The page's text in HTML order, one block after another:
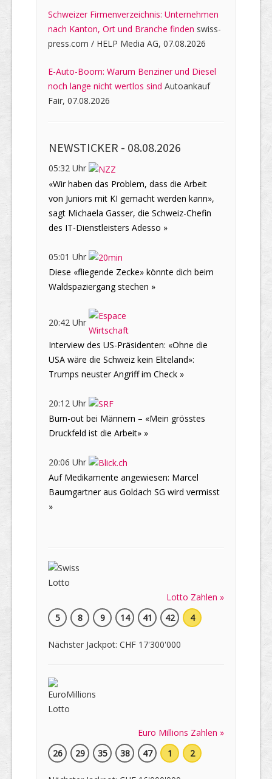
Schweizer Firmenverzeichnis: Unternehmen
nach Kanton, Ort und Branche finden swiss-
press.com / HELP Media AG, 07.08.2026
E-Auto-Boom: Warum Benziner und Diesel
noch lange nicht wertlos sind Autoankauf
Fair, 07.08.2026
NEWSTICKER - 08.08.2026
05:32 Uhr
«Wir haben das Problem, dass die Arbeit
von Juniors mit KI gemacht werden kann»,
sagt Michaela Gasser, die Schweiz-Chefin
des IT-Dienstleisters Adesso »
05:01 Uhr
Diese «fliegende Zecke» könnte dich beim
Waldspaziergang stechen »
20:42 Uhr
Interview des US-Präsidenten: «Ohne die
USA wäre die Schweiz kein Eliteland»:
Trumps neuster Angriff im Check »
20:12 Uhr
Burn-out bei Männern – «Mein grösstes
Druckfeld ist die Arbeit» »
20:06 Uhr
Auf Medikamente angewiesen: Marcel
Baumgartner aus Goldach SG wird vermisst
»
Lotto Zahlen »
5
8 9 14 41 42 4
Nächster Jackpot: CHF 17'300'000
Euro Millions Zahlen »
26
29 35 38 47 1 2